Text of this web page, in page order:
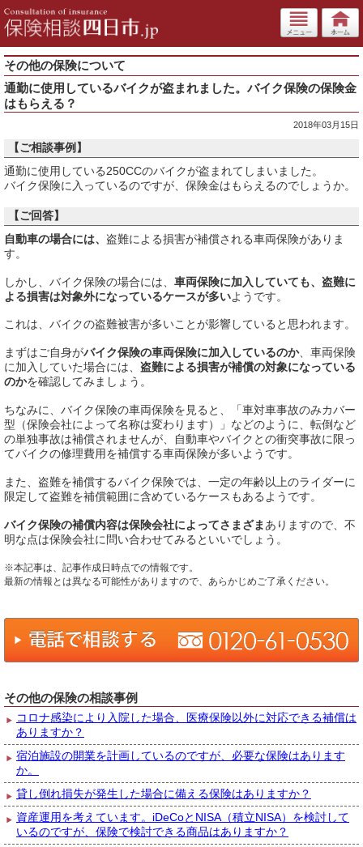
その他の保険について
通勤に使用しているバイクが盗まれました。バイク保険の保険金
はもらえる？
2018年03月15日
【ご相談事例】
通勤に使用している250CCのバイクが盗まれてしまいました。
バイク保険に入っているのですが、保険金はもらえるのでしょうか。
【ご回答】
自動車の場合には、 盗難による損害が補償される車両保険がありま
す。
しかし、バイク保険の場合には、 車両保険に加入していても、盗難に
よる損害は対象外になっているケースが多いようです。
これは、バイクの盗難被害が多いことが影響していると思われます。
まずはご自身がバイク保険の車両保険に加入しているのか、車両保険
に加入していた場合には、 盗難による損害が補償の対象になっている
のかを確認してみましょう。
ちなみに、バイク保険の車両保険を見ると、「車対車事故のみカバー
型（保険会社によって名称は変わります）」などのように、転倒など
の単独事故は補償されませんが、自動車やバイクとの衝突事故に限っ
てバイクの修理費用を補償する車両保険が多いようです。
また、盗難を補償するバイク保険では、一定の年齢以上のライダーに
限定して盗難を補償範囲に含めているケースもあるようです。
バイク保険の補償内容は保険会社によってさまざま ありますので、不
明な点は保険会社に問い合わせてみるといいでしょう。
※本記事は、記事作成日時点での情報です。
最新の情報とは異なる可能性がありますので、あらかじめご了承ください。
その他の保険の相談事例
コロナ感染により入院した場合、医療保険以外に対応できる補償は
ありますか？
宿泊施設の開業を計画しているのですが、必要な保険はあります
か。
貸し倒れ損失が発生した場合に備える保険はありますか？
資産運用を考えています。iDeCoとNISA（積立NISA）を検討して
いるのですが、保険で検討できる商品はありますか？